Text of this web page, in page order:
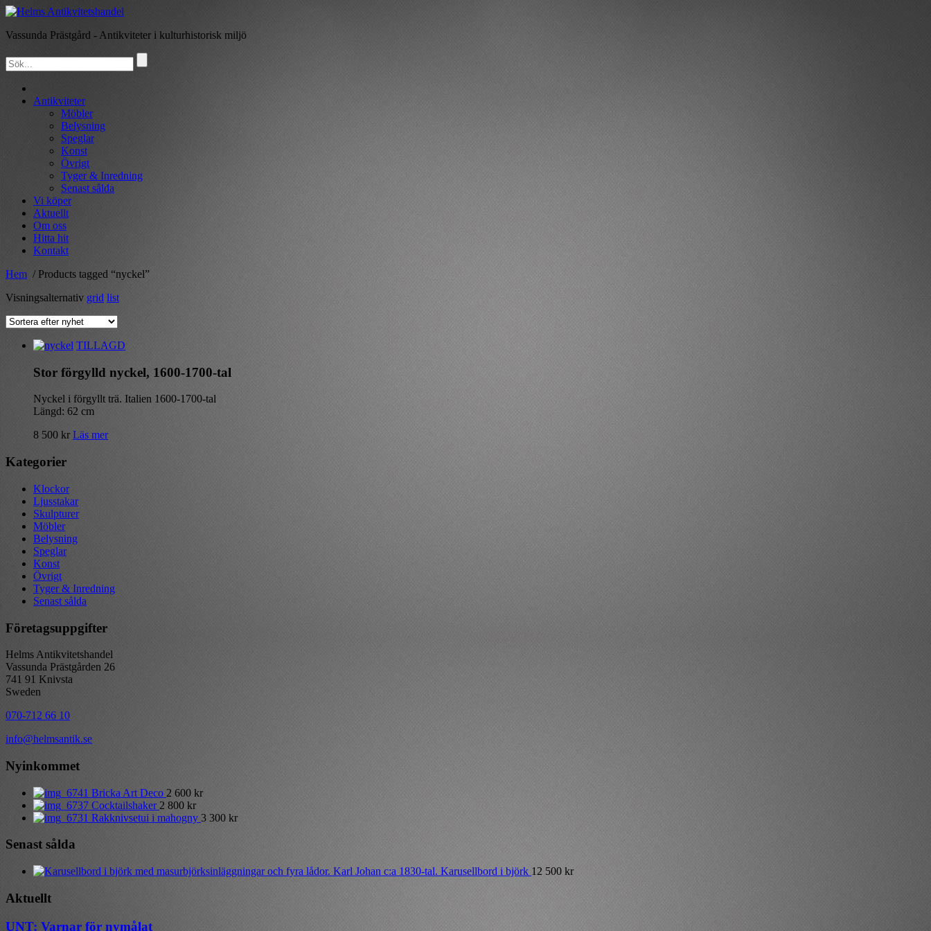
Vassunda Prästgård - Antikviteter i kulturhistorisk miljö
Antikviteter
Möbler
Belysning
Speglar
Konst
Övrigt
Tyger & Inredning
Senast sålda
Vi köper
Aktuellt
Om oss
Hitta hit
Kontakt
Hem / Products tagged “nyckel”
Visningsalternativ grid list
TILLAGD
Stor förgylld nyckel, 1600-1700-tal
Nyckel i förgyllt trä. Italien 1600-1700-tal
Längd: 62 cm
8 500 kr Läs mer
Kategorier
Klockor
Ljusstakar
Skulpturer
Möbler
Belysning
Speglar
Konst
Övrigt
Tyger & Inredning
Senast sålda
Företagsuppgifter
Helms Antikvitetshandel
Vassunda Prästgården 26
741 91 Knivsta
Sweden
070-712 66 10
info@helmsantik.se
Nyinkommet
Bricka Art Deco 2 600 kr
Cocktailshaker 2 800 kr
Rakknivsetui i mahogny 3 300 kr
Senast sålda
Karusellbord i björk 12 500 kr
Aktuellt
UNT: Varnar för nymålat